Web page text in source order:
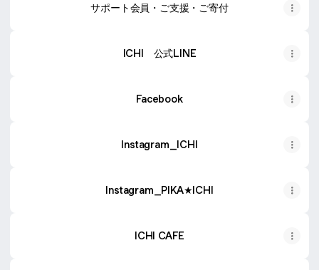
サポート会員・ご支援・ご寄付
ICHI 公式LINE
Facebook
Instagram_ICHI
Instagram_PIKA★ICHI
ICHI CAFE